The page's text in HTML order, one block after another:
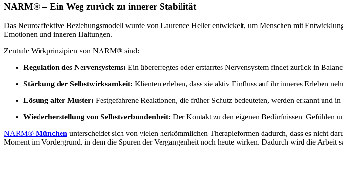
NARM® – Ein Weg zurück zu innerer Stabilität
Das Neuroaffektive Beziehungsmodell wurde von Laurence Heller entwickelt, um Menschen mit
Emotionen und inneren Haltungen.
Zentrale Wirkprinzipien von NARM® sind:
Regulation des Nervensystems: Ein übererregtes oder erstarrtes Nervensystem findet zurück in
Stärkung der Selbstwirksamkeit: Klienten erleben, dass sie aktiv Einfluss auf ihr inneres Erleben
Lösung alter Muster: Festgefahrene Reaktionen, die früher Schutz bedeuteten, werden erkannt und
Wiederherstellung von Selbstverbundenheit: Der Kontakt zu den eigenen Bedürfnissen, Gefühlen
NARM® München unterscheidet sich von vielen herkömmlichen Therapieformen dadurch, dass es nicht
Moment im Vordergrund, in dem die Spuren der Vergangenheit noch heute wirken. Dadurch wird die Arbeit